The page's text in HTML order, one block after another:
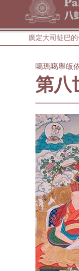
廣定大司徒巴
噶瑪噶舉皈
第八